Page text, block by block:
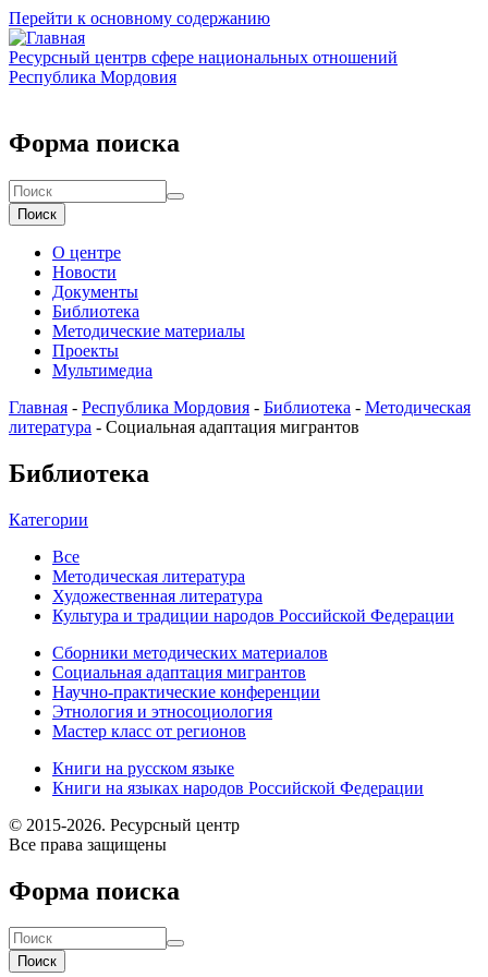
Перейти к основному содержанию
Ресурсный центрв сфере национальных отношений
Республика Мордовия
Форма поиска
Поиск
О центре
Новости
Документы
Библиотека
Методические материалы
Проекты
Мультимедиа
Главная - Республика Мордовия - Библиотека - Методическая
литература - Социальная адаптация мигрантов
Библиотека
Категории
Все
Методическая литература
Художественная литература
Культура и традиции народов Российской Федерации
Сборники методических материалов
Социальная адаптация мигрантов
Научно-практические конференции
Этнология и этносоциология
Мастер класс от регионов
Книги на русском языке
Книги на языках народов Российской Федерации
© 2015-2026. Ресурсный центр
Все права защищены
Форма поиска
Поиск